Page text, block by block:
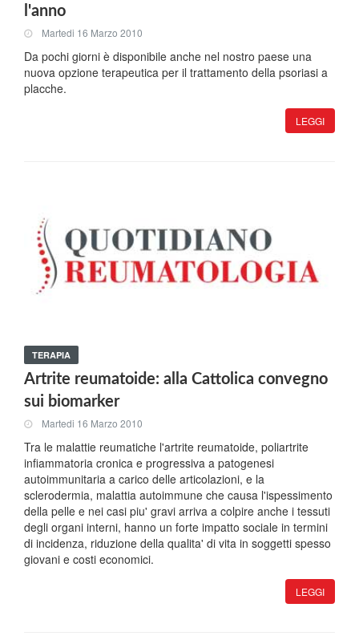
l'anno
Martedi 16 Marzo 2010
Da pochi giorni è disponibile anche nel nostro paese una
nuova opzione terapeutica per il trattamento della psoriasi a
placche.
LEGGI
TERAPIA
Artrite reumatoide: alla Cattolica convegno
sui biomarker
Martedi 16 Marzo 2010
Tra le malattie reumatiche l'artrite reumatoide, poliartrite
infiammatoria cronica e progressiva a patogenesi
autoimmunitaria a carico delle articolazioni, e la
sclerodermia, malattia autoimmune che causa l'ispessimento
della pelle e nei casi piu' gravi arriva a colpire anche i tessuti
degli organi interni, hanno un forte impatto sociale in termini
di incidenza, riduzione della qualita' di vita in soggetti spesso
giovani e costi economici.
LEGGI